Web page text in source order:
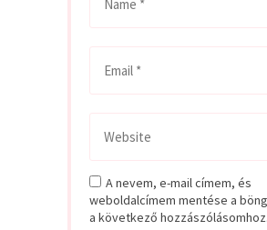
A nevem, e-mail címem, és
weboldalcímem mentése a
a következő hozzászólásomhoz.